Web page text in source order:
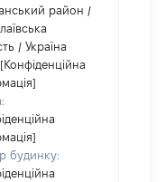
район /
/ Україна
[Конфіденційна
будинку: